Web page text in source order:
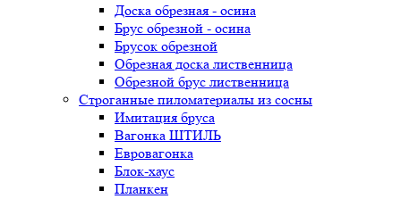
Доска обрезная - осина
Брус обрезной - осина
Брусок обрезной
Обрезная доска лиственница
Обрезной брус лиственница
Строганные пиломатериалы из сосны
Имитация бруса
Вагонка ШТИЛЬ
Евровагонка
Блок-хаус
Планкен